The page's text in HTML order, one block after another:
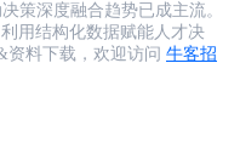
策深度融合趋势已成主流。
用结构化数据赋能人才决
料下载，欢迎访问 牛客招